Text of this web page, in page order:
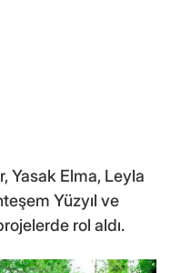
Yasak Elma, Leyla
Yüzyıl ve
rol aldı.